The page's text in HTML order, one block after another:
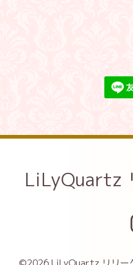
LiLyQuartz